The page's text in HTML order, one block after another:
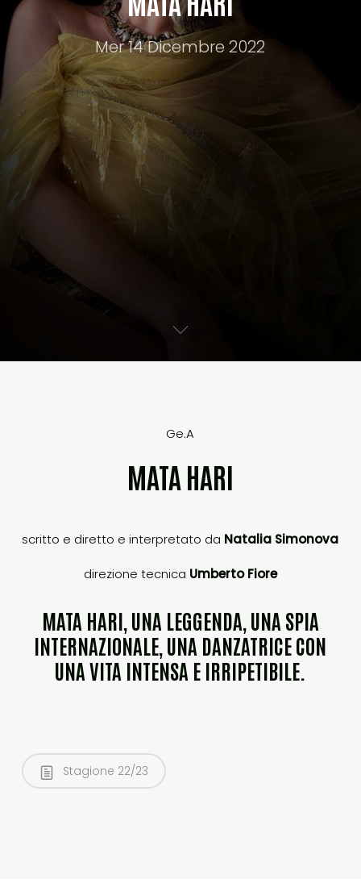
Mer 14 Dicembre 2022
Ge.A
MATA HARI
scritto e diretto e interpretato da Natalia Simonova
direzione tecnica Umberto Fiore
MATA HARI, UNA LEGGENDA, UNA SPIA
INTERNAZIONALE, UNA DANZATRICE CON
UNA VITA INTENSA E IRRIPETIBILE.
Stagione 22/23